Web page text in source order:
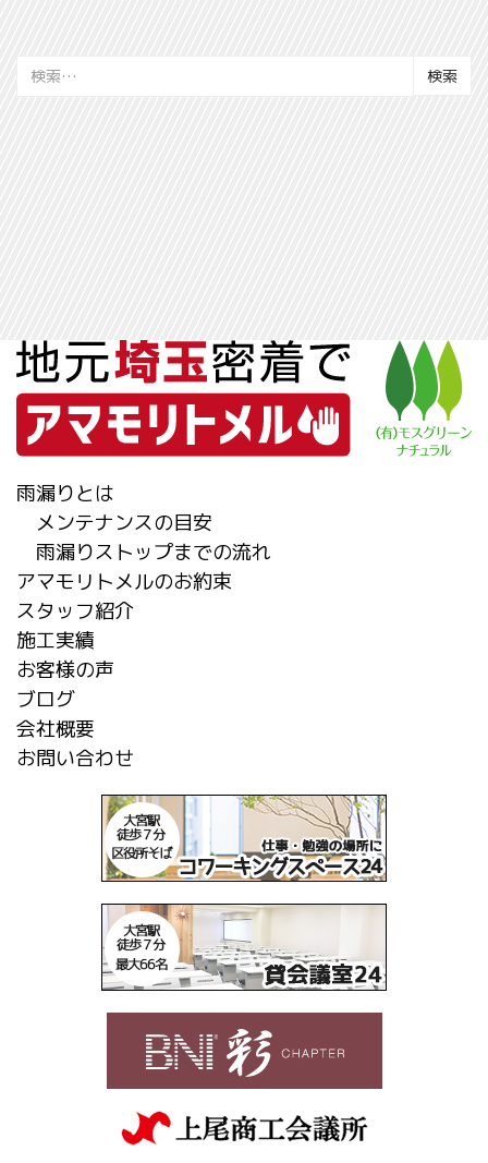
検
雨漏りとは
メンテナンスの目安
雨漏りストップまでの流れ
アマモリトメルのお約束
スタッフ紹介
施工実績
お客様の声
ブログ
会社概要
お問い合わせ